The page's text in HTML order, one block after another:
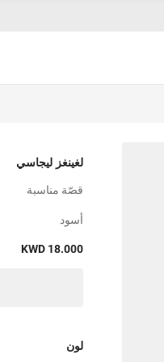
لغينغز ليجاسي
قصّة مناسبة
أسود
KWD 18.000
لون